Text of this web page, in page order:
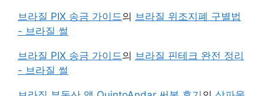
브라질 PIX 송금 가이드의 브라질 위조지폐 구별법
- 브라질 썰
브라질 PIX 송금 가이드의 브라질 핀테크 완전 정리
- 브라질 썰